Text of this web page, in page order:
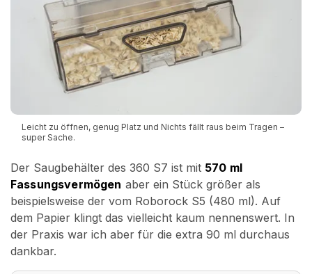
Leicht zu öffnen, genug Platz und Nichts fällt raus beim Tragen –
super Sache.
Der Saugbehälter des 360 S7 ist mit 570 ml
Fassungsvermögen aber ein Stück größer als
beispielsweise der vom Roborock S5 (480 ml). Auf
dem Papier klingt das vielleicht kaum nennenswert. In
der Praxis war ich aber für die extra 90 ml durchaus
dankbar.